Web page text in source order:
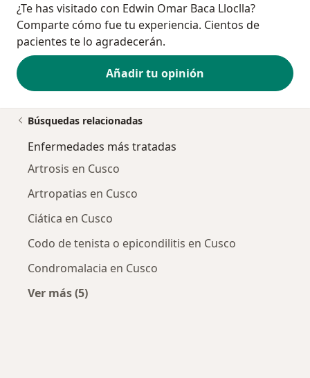
¿Te has visitado con Edwin Omar Baca Lloclla?
Comparte cómo fue tu experiencia. Cientos de
pacientes te lo agradecerán.
Añadir tu opinión
Búsquedas relacionadas
Enfermedades más tratadas
Artrosis en Cusco
Artropatias en Cusco
Ciática en Cusco
Codo de tenista o epicondilitis en Cusco
Condromalacia en Cusco
Ver más (5)